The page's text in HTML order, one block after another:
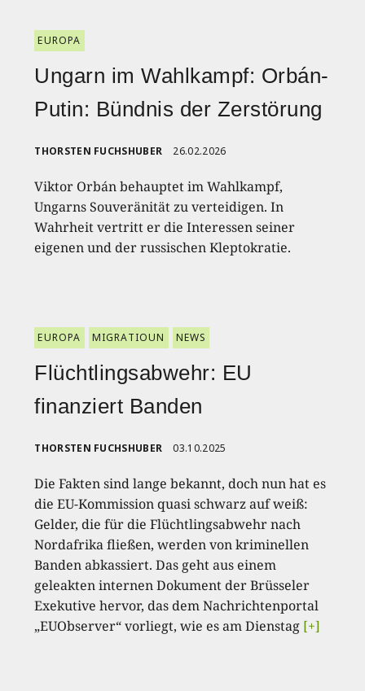
EUROPA
Ungarn im Wahlkampf: Orbán-
Putin: Bündnis der Zerstörung
THORSTEN FUCHSHUBER 26.02.2026
Viktor Orbán behauptet im Wahlkampf,
Ungarns Souveränität zu verteidigen. In
Wahrheit vertritt er die Interessen seiner
eigenen und der russischen Kleptokratie.
EUROPA MIGRATIOUN NEWS
Flüchtlingsabwehr: EU
finanziert Banden
THORSTEN FUCHSHUBER 03.10.2025
Die Fakten sind lange bekannt, doch nun hat es
die EU-Kommission quasi schwarz auf weiß:
Gelder, die für die Flüchtlingsabwehr nach
Nordafrika fließen, werden von kriminellen
Banden abkassiert. Das geht aus einem
geleakten internen Dokument der Brüsseler
Exekutive hervor, das dem Nachrichtenportal
„EUObserver“ vorliegt, wie es am Dienstag [+]